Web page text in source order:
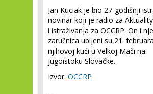
Jan Kuciak je bio 27-godišnji
novinar koji je radio za
i istraživanja za OCCRP. On i
zaručnica ubijeni su 21.
njihovoj kući u Velkoj Mači na
jugoistoku Slovačke.
Izvor: OCCRP